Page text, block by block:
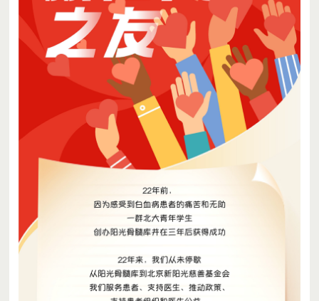
B*琳 每月支持6.66元
爱心人士 每月支持10.00元